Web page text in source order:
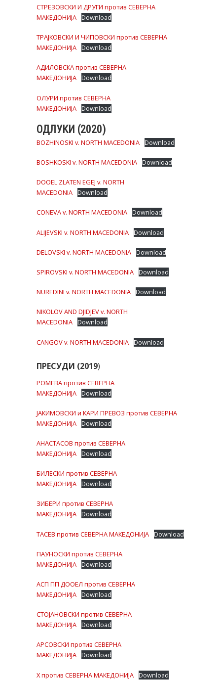
СТРЕЗОВСКИ И ДРУГИ против СЕВЕРНА
МАКЕДОНИЈА Download
ТРАЈКОВСКИ И ЧИПОВСКИ против СЕВЕРНА
МАКЕДОНИЈА Download
АДИЛОВСКА против СЕВЕРНА
МАКЕДОНИЈА Download
ОЛУРИ против СЕВЕРНА
МАКЕДОНИЈА Download
ОДЛУКИ (2020)
BOZHINOSKI v. NORTH MACEDONIA Download
BOSHKOSKI v. NORTH MACEDONIA Download
DOOEL ZLATEN EGEJ v. NORTH
MACEDONIA Download
CONEVA v. NORTH MACEDONIA Download
ALIJEVSKI v. NORTH MACEDONIA Download
DELOVSKI v. NORTH MACEDONIA Download
SPIROVSKI v. NORTH MACEDONIA Download
NUREDINI v. NORTH MACEDONIA Download
NIKOLOV AND DJIDJEV v. NORTH
MACEDONIA Download
CANGOV v. NORTH MACEDONIA Download
ПРЕСУДИ (2019)
РОМЕВА против СЕВЕРНА
МАКЕДОНИЈА Download
ЈАКИМОВСКИ и КАРИ ПРЕВОЗ против СЕВЕРНА
МАКЕДОНИЈА Download
АНАСТАСОВ против СЕВЕРНА
МАКЕДОНИЈА Download
БИЛЕСКИ против СЕВЕРНА
МАКЕДОНИЈА Download
ЗИБЕРИ против СЕВЕРНА
МАКЕДОНИЈА Download
ТАСЕВ против СЕВЕРНА МАКЕДОНИЈА Download
ПАУНОСКИ против СЕВЕРНА
МАКЕДОНИЈА Download
АСП ПП ДООЕЛ против СЕВЕРНА
МАКЕДОНИЈА Download
СТОЈАНОВСКИ против СЕВЕРНА
МАКЕДОНИЈА Download
АРСОВСКИ против СЕВЕРНА
МАКЕДОНИЈА Download
X против СЕВЕРНА МАКЕДОНИЈА Download